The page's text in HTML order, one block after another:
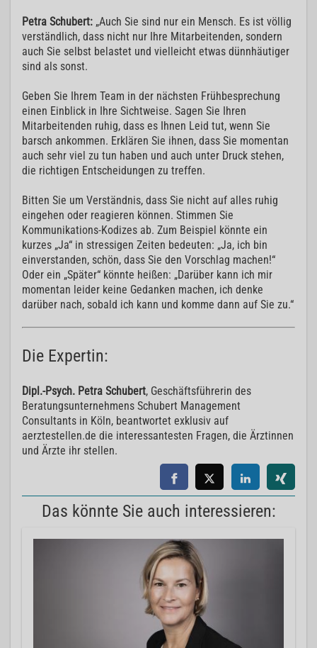
Petra Schubert: „Auch Sie sind nur ein Mensch. Es ist völlig
verständlich, dass nicht nur Ihre Mitarbeitenden, sondern
auch Sie selbst belastet und vielleicht etwas dünnhäutiger
sind als sonst.
Geben Sie Ihrem Team in der nächsten Frühbesprechung
einen Einblick in Ihre Sichtweise. Sagen Sie Ihren
Mitarbeitenden ruhig, dass es Ihnen Leid tut, wenn Sie
barsch ankommen. Erklären Sie ihnen, dass Sie momentan
auch sehr viel zu tun haben und auch unter Druck stehen,
die richtigen Entscheidungen zu treffen.
Bitten Sie um Verständnis, dass Sie nicht auf alles ruhig
eingehen oder reagieren können. Stimmen Sie
Kommunikations-Kodizes ab. Zum Beispiel könnte ein
kurzes „Ja“ in stressigen Zeiten bedeuten: „Ja, ich bin
einverstanden, schön, dass Sie den Vorschlag machen!“
Oder ein „Später“ könnte heißen: „Darüber kann ich mir
momentan leider keine Gedanken machen, ich denke
darüber nach, sobald ich kann und komme dann auf Sie zu.“
Die Expertin:
Dipl.-Psych. Petra Schubert, Geschäftsführerin des
Beratungsunternehmens Schubert Management
Consultants in Köln, beantwortet exklusiv auf
aerztestellen.de die interessantesten Fragen, die Ärztinnen
und Ärzte ihr stellen.
Das könnte Sie auch interessieren: